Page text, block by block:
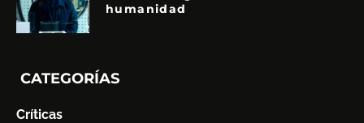
humanidad
CATEGORÍAS
Críticas